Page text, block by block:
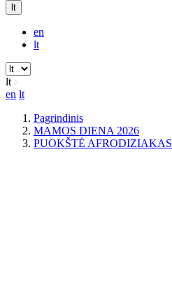
lt
en
lt
lt
en lt
Pagrindinis
MAMOS DIENA 2026
PUOKŠTĖ AFRODIZIAKAS